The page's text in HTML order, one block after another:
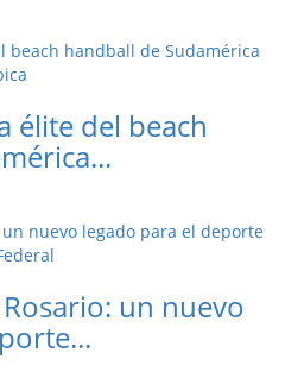
élite del beach
un nuevo